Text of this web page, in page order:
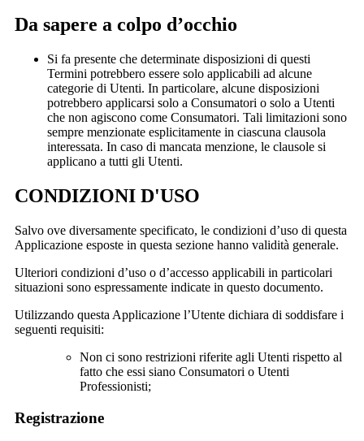
Da sapere a colpo d’occhio
Si fa presente che determinate disposizioni di questi
Termini potrebbero essere solo applicabili ad alcune
categorie di Utenti. In particolare, alcune disposizioni
potrebbero applicarsi solo a Consumatori o solo a Utenti
che non agiscono come Consumatori. Tali limitazioni sono
sempre menzionate esplicitamente in ciascuna clausola
interessata. In caso di mancata menzione, le clausole si
applicano a tutti gli Utenti.
CONDIZIONI D'USO
Salvo ove diversamente specificato, le condizioni d’uso di questa
Applicazione esposte in questa sezione hanno validità generale.
Ulteriori condizioni d’uso o d’accesso applicabili in particolari
situazioni sono espressamente indicate in questo documento.
Utilizzando questa Applicazione l’Utente dichiara di soddisfare i
seguenti requisiti:
Non ci sono restrizioni riferite agli Utenti rispetto al
fatto che essi siano Consumatori o Utenti
Professionisti;
Registrazione